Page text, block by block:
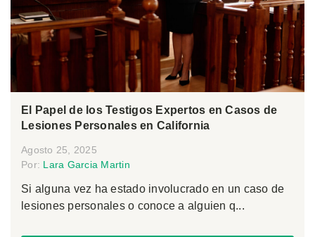
El Papel de los Testigos Expertos en Casos de
Lesiones Personales en California
Agosto 25, 2025
Por: Lara Garcia Martin
Si alguna vez ha estado involucrado en un caso de
lesiones personales o conoce a alguien q...